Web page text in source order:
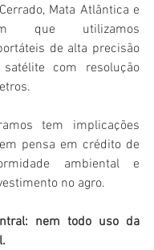
Mata Atlântica e
que utilizamos
de alta precisão
com resolução
tem implicações
pensa em crédito de
ambiental e
no agro.
nem todo uso da